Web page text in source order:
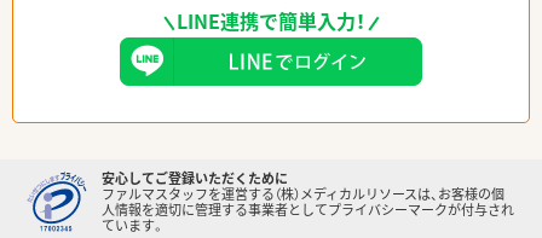
LINE連携で簡単入力！
安心してご登録いただくために
ファルマスタッフを運営する（株）メディカルリソースは、お客様の個
人情報を適切に管理する事業者としてプライバシーマークが付与され
ています。